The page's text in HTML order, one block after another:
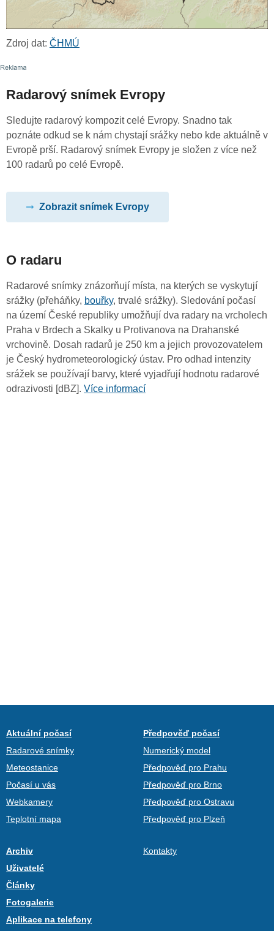
Zdroj dat: ČHMÚ
Radarový snímek Evropy
Sledujte radarový kompozit celé Evropy. Snadno tak
poznáte odkud se k nám chystají srážky nebo kde aktuálně v
Evropě prší. Radarový snímek Evropy je složen z více než
100 radarů po celé Evropě.
Zobrazit snímek Evropy
O radaru
Radarové snímky znázorňují místa, na kterých se vyskytují
srážky (přeháňky, bouřky, trvalé srážky). Sledování počasí
na území České republiky umožňují dva radary na vrcholech
Praha v Brdech a Skalky u Protivanova na Drahanské
vrchovině. Dosah radarů je 250 km a jejich provozovatelem
je Český hydrometeorologický ústav. Pro odhad intenzity
srážek se používají barvy, které vyjadřují hodnotu radarové
odrazivosti [dBZ]. Více informací
Aktuální počasí
Radarové snímky
Meteostanice
Počasí u vás
Webkamery
Teplotní mapa
Předpověď počasí
Numerický model
Předpověď pro Prahu
Předpověď pro Brno
Předpověď pro Ostravu
Předpověď pro Plzeň
Archiv
Uživatelé
Články
Fotogalerie
Aplikace na telefony
Kontakty